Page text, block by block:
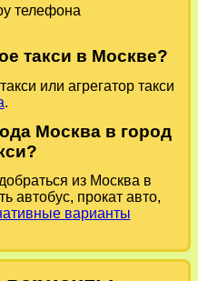
телефона
такси в Москве?
или агрегатор такси
.
Москва в город
из Москва в
автобус, прокат авто,
варианты